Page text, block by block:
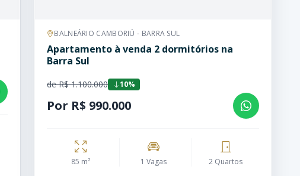
BALNEÁRIO CAMBORIÚ - BARRA SUL
Apartamento à venda 2 dormitórios na
Barra Sul
de R$ 1.100.000 10%
Por R$ 990.000
85 m² 1 Vagas 2 Quartos